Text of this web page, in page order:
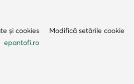
și cookies
Modifică setările cookie
epantofi.ro